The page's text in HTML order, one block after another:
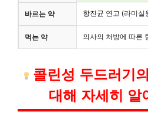
바르는 약 항진균 연고 (라미실
먹는 약 의사의 처방에 따른
콜린성 두드러기
대해 자세히 알